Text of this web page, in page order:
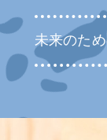
未来のた